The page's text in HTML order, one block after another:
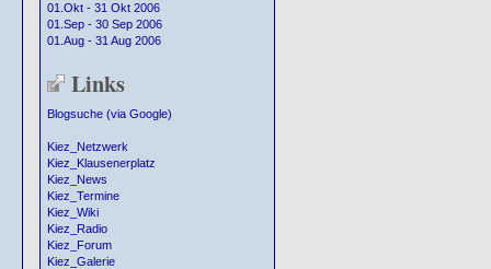
01.Okt - 31 Okt 2006
01.Sep - 30 Sep 2006
01.Aug - 31 Aug 2006
Links
Blogsuche (via Google)
Kiez_Netzwerk
Kiez_Klausenerplatz
Kiez_News
Kiez_Termine
Kiez_Wiki
Kiez_Radio
Kiez_Forum
Kiez_Galerie